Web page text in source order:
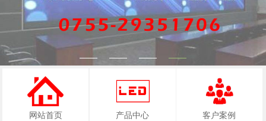
1 2 3 4
网站首页 产品中心 客户案例